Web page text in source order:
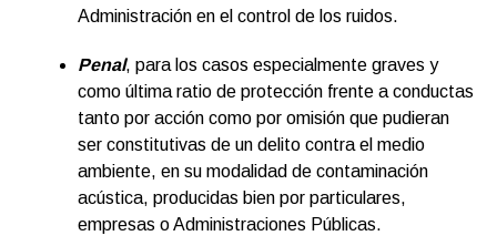
Administración en el control de los ruidos.
Penal, para los casos especialmente graves y
como última ratio de protección frente a conductas
tanto por acción como por omisión que pudieran
ser constitutivas de un delito contra el medio
ambiente, en su modalidad de contaminación
acústica, producidas bien por particulares,
empresas o Administraciones Públicas.